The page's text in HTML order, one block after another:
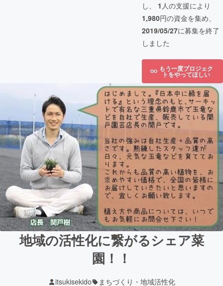
し、 1 人の支援により
1,980円の資金を集め、
2019/05/27に募集を終了
しました
もう一度プロジェク
トをやってほしい
地域の活性化に繋がるシェア菜
園！！
itsukisekido まちづくり・地域活性化